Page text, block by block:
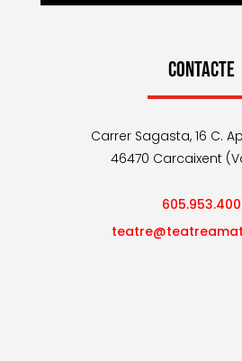
CONTACTE
Carrer Sagasta, 16 C.
46470 Carcaixent
605.953.400